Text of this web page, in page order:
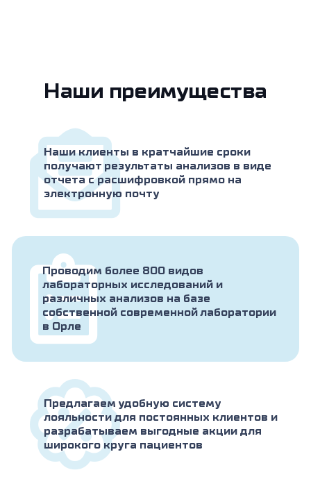
Наши преимущества
Наши клиенты в кратчайшие сроки
получают результаты анализов в виде
отчета с расшифровкой прямо на
электронную почту
Проводим более 800 видов
лабораторных исследований и
различных анализов на базе
собственной современной лаборатории
в Орле
Предлагаем удобную систему
лояльности для постоянных клиентов и
разрабатываем выгодные акции для
широкого круга пациентов